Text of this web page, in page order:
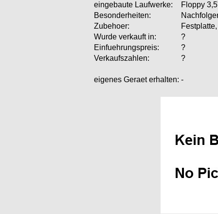
eingebaute Laufwerke:
Floppy
Besonderheiten:
Zubehoer:
Wurde verkauft in:
?
Einfuehrungspreis:
?
Verkaufszahlen:
?
eigenes Geraet erhalten: -